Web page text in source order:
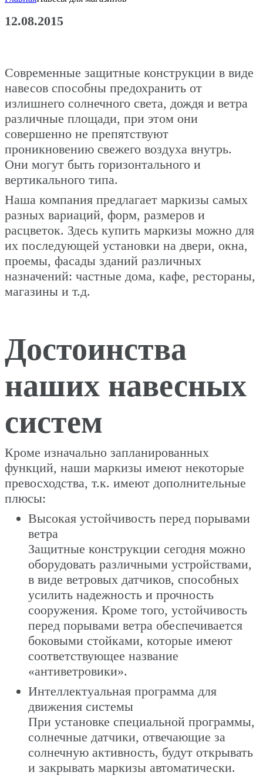
12.08.2015
Современные защитные конструкции в виде
навесов способны предохранить от
излишнего солнечного света, дождя и ветра
различные площади, при этом они
совершенно не препятствуют
проникновению свежего воздуха внутрь.
Они могут быть горизонтального и
вертикального типа.
Наша компания предлагает маркизы самых
разных вариаций, форм, размеров и
расцветок. Здесь купить маркизы можно для
их последующей установки на двери, окна,
проемы, фасады зданий различных
назначений: частные дома, кафе, рестораны,
магазины и т.д.
Достоинства
наших навесных
систем
Кроме изначально запланированных
функций, наши маркизы имеют некоторые
превосходства, т.к. имеют дополнительные
плюсы:
Высокая устойчивость перед порывами
ветра
Защитные конструкции сегодня можно
оборудовать различными устройствами,
в виде ветровых датчиков, способных
усилить надежность и прочность
сооружения. Кроме того, устойчивость
перед порывами ветра обеспечивается
боковыми стойками, которые имеют
соответствующее название
«антиветровики».
Интеллектуальная программа для
движения системы
При установке специальной программы,
солнечные датчики, отвечающие за
солнечную активность, будут открывать
и закрывать маркизы автоматически.